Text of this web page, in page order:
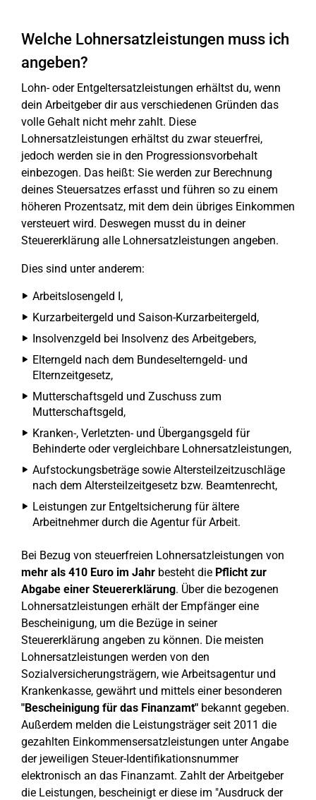
Welche Lohnersatzleistungen muss ich
angeben?
Lohn- oder Entgeltersatzleistungen erhältst du, wenn
dein Arbeitgeber dir aus verschiedenen Gründen das
volle Gehalt nicht mehr zahlt. Diese
Lohnersatzleistungen erhältst du zwar steuerfrei,
jedoch werden sie in den Progressionsvorbehalt
einbezogen. Das heißt: Sie werden zur Berechnung
deines Steuersatzes erfasst und führen so zu einem
höheren Prozentsatz, mit dem dein übriges Einkommen
versteuert wird. Deswegen musst du in deiner
Steuererklärung alle Lohnersatzleistungen angeben.
Dies sind unter anderem:
Arbeitslosengeld I,
Kurzarbeitergeld und Saison-Kurzarbeitergeld,
Insolvenzgeld bei Insolvenz des Arbeitgebers,
Elterngeld nach dem Bundeselterngeld- und
Elternzeitgesetz,
Mutterschaftsgeld und Zuschuss zum
Mutterschaftsgeld,
Kranken-, Verletzten- und Übergangsgeld für
Behinderte oder vergleichbare Lohnersatzleistungen,
Aufstockungsbeträge sowie Altersteilzeitzuschläge
nach dem Altersteilzeitgesetz bzw. Beamtenrecht,
Leistungen zur Entgeltsicherung für ältere
Arbeitnehmer durch die Agentur für Arbeit.
Bei Bezug von steuerfreien Lohnersatzleistungen von
mehr als 410 Euro im Jahr besteht die Pflicht zur
Abgabe einer Steuererklärung. Über die bezogenen
Lohnersatzleistungen erhält der Empfänger eine
Bescheinigung, um die Bezüge in seiner
Steuererklärung angeben zu können. Die meisten
Lohnersatzleistungen werden von den
Sozialversicherungsträgern, wie Arbeitsagentur und
Krankenkasse, gewährt und mittels einer besonderen
"Bescheinigung für das Finanzamt" bekannt gegeben.
Außerdem melden die Leistungsträger seit 2011 die
gezahlten Einkommensersatzleistungen unter Angabe
der jeweiligen Steuer-Identifikationsnummer
elektronisch an das Finanzamt. Zahlt der Arbeitgeber
die Leistungen, bescheinigt er diese im "Ausdruck der